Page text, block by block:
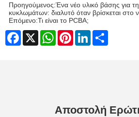
Προηγούμενος:Ένα νέο υλικό βάσης για
κυκλωμάτων: διαλυτό όταν βρίσκεται στο
Επόμενο:Τι είναι το PCBA;
Facebook
X WhatsAppPinterestLinkedInShare
Αποστολή